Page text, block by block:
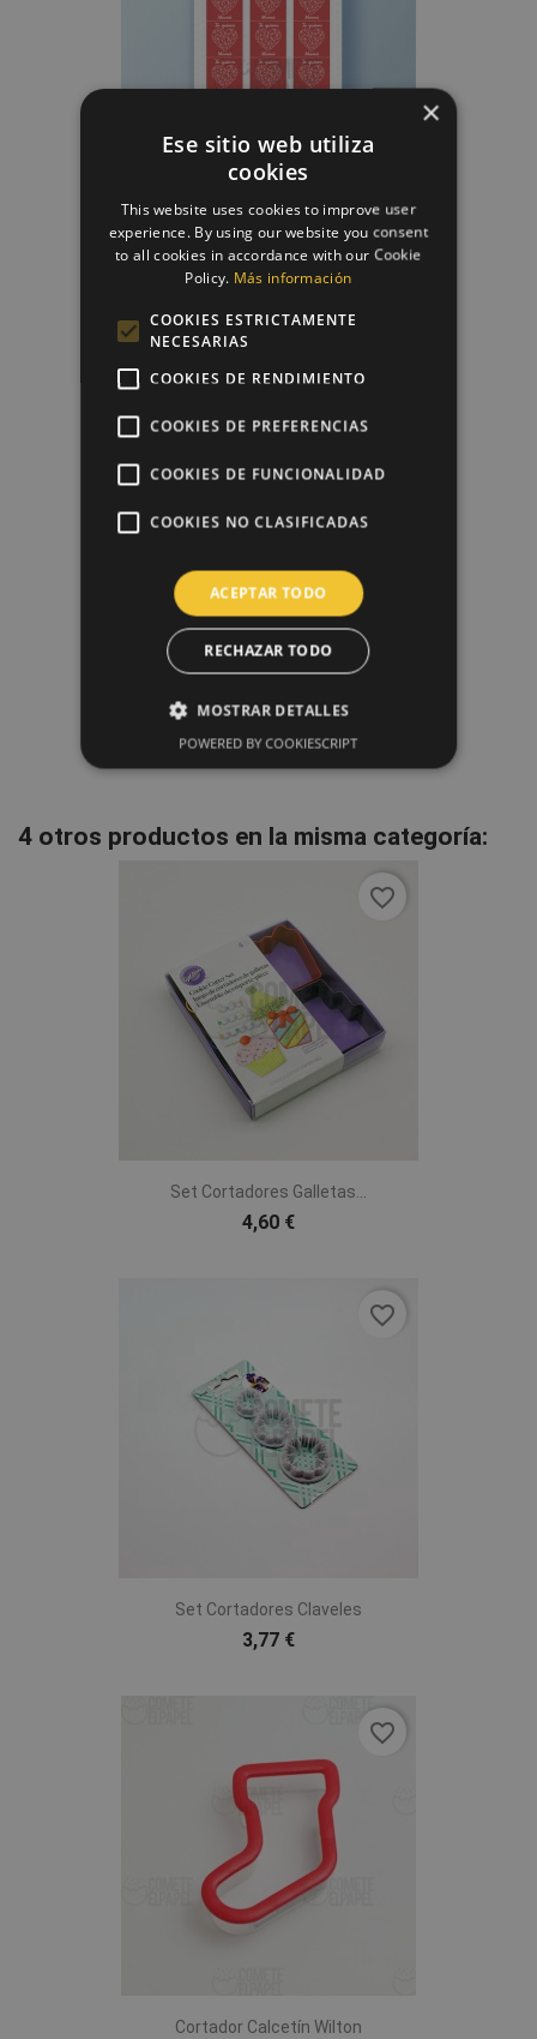
Papel De Azúcar Día De La...
6,50 €
Set Cortadores Metálicos...
2,95 €
4 otros productos en la misma categoría:
Set Cortadores Galletas...
4,60 €
favorite_border
Set Cortadores Claveles
3,77 €
favorite_border
Cortador Calcetín Wilton
favorite_border
×
Ese sitio web utiliza
cookies
This website uses cookies to improve user
experience. By using our website you consent
to all cookies in accordance with our Cookie
Policy. Más información
COOKIES ESTRICTAMENTE
NECESARIAS
COOKIES DE RENDIMIENTO
COOKIES DE PREFERENCIAS
COOKIES DE FUNCIONALIDAD
COOKIES NO CLASIFICADAS
ACEPTAR TODO
RECHAZAR TODO
MOSTRAR DETALLES
POWERED BY COOKIESCRIPT